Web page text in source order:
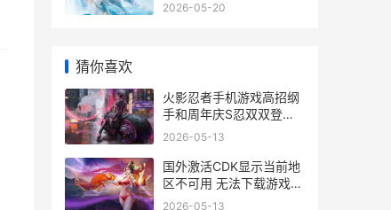
2026-05-20
猜你喜欢
火影忍者手机游戏高招纲
手和周年庆S忍双双登场
火影忍者手机游戏终极风
2026-05-13
国外激活CDK显示当前地
区不可用 无法下载游戏化
解办法 国外激活cdk显示
2026-05-13